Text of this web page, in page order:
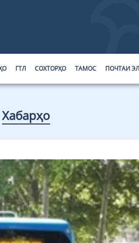
ГТЛ СОХТОРҲО ТАМОС ПОЧТАИ
Хабарҳо